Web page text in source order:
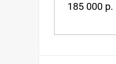
185 000 р.